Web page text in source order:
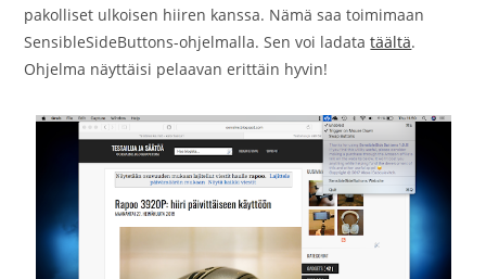
pakolliset ulkoisen hiiren kanssa. Nämä saa toimimaan
SensibleSideButtons-ohjelmalla. Sen voi ladatatäältä.
Ohjelma näyttäisi pelaavan erittäin hyvin!